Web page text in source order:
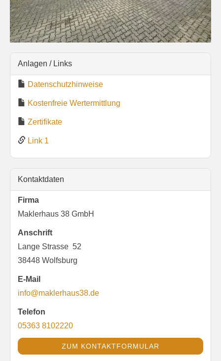
Anlagen / Links
Datenschutzhinweise
Kostenfreie Wertermittlung
Zertifikate
Link 1
Kontaktdaten
Firma
Maklerhaus 38 GmbH
Anschrift
Lange Strasse 52
38448 Wolfsburg
E-Mail
info@maklerhaus38.de
Telefon
05363 8102220
ZUM KONTAKTFORMULAR